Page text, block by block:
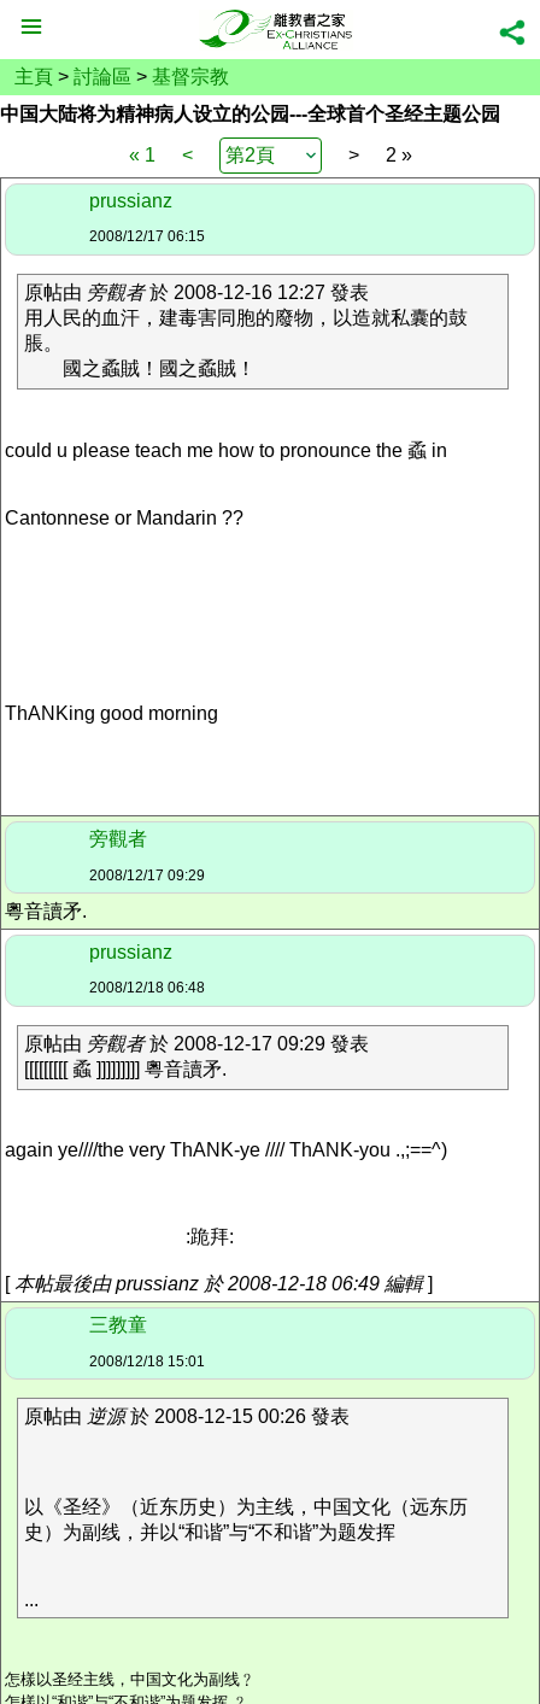
主頁 > 討論區 > 基督宗教
中国大陆将为精神病人设立的公园---全球首个圣经主题公园
« 1
< > 2 »
prussianz
2008/12/17 06:15
原帖由 旁觀者於 2008-12-16 12:27 發表
用人民的血汗，建毒害同胞的廢物，以造就私囊的鼓
脹。
國之蟊賊！國之蟊賊！
could u please teach me how to pronounce the 蟊 in
Cantonnese or Mandarin ??
ThANKing good morning
旁觀者
2008/12/17 09:29
粵音讀矛.
prussianz
2008/12/18 06:48
原帖由 旁觀者於 2008-12-17 09:29 發表
[[[[[[[[[ 蟊 ]]]]]]]]] 粵音讀矛.
again ye////the very ThANK-ye //// ThANK-you .,;==^)
:跪拜:
[本帖最後由 prussianz 於 2008-12-18 06:49 編輯]
三教童
2008/12/18 15:01
原帖由 逆源於 2008-12-15 00:26 發表
以《圣经》（近东历史）为主线，中国文化（远东历
史）为副线，并以“和谐”与“不和谐”为题发挥
...
怎樣以圣经主线，中国文化为副线﹖